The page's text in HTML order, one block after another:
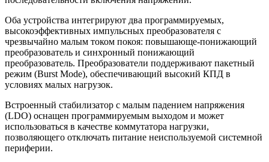
Оба устройства интегрируют два программируемых,
высокоэффективных импульсных преобразователя с
чрезвычайно малым током покоя: повышающе-понижающий
преобразователь и синхронный понижающий
преобразователь. Преобразователи поддерживают пакетный
режим (Burst Mode), обеспечивающий высокий КПД в
условиях малых нагрузок.
Встроенный стабилизатор с малым падением напряжения
(LDO) оснащен программируемым выходом и может
использоваться в качестве коммутатора нагрузки,
позволяющего отключать питание неиспользуемой системной
периферии.